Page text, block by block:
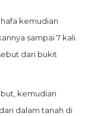
kemudian
sampai 7 kali.
dari bukit
kemudian
dalam tanah di